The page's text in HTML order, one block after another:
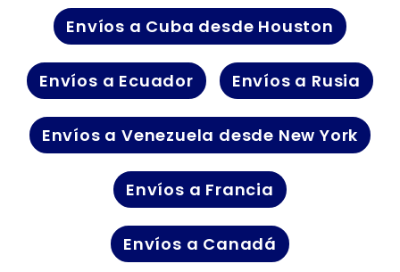
Envíos a Cuba desde Houston
Envíos a Ecuador Envíos a Rusia
Envíos a Venezuela desde New York
Envíos a Francia
Envíos a Canadá